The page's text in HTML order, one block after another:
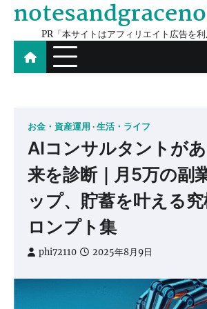
Skip
contentPR「本サイトはアフィリエイト広告を利
お金・資産運用 生活・ライフ
AIコンサルタントが
来を診断｜月5万の副
ップ、貯蓄を叶える
ロンプト集
phi72110 2025年8月9日